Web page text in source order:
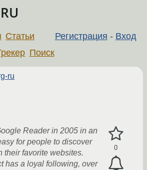
Регистрация - Вход
Статьи
Поиск
ru
0
Reader in 2005 in an
for people to discover
their favorite websites.
has a loyal following, over